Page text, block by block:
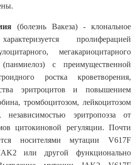
(болезнь Вакеза) - клональное
пролиферацией
мегакариоцитарного
с преимущественной
ростка кроветворения,
эритроцитов и повышением
тромбоцитозом, лейкоцитозом
эритропоэза от
цитокиновой регуляции. Почти
носителями мутации V617F
или другой функционально